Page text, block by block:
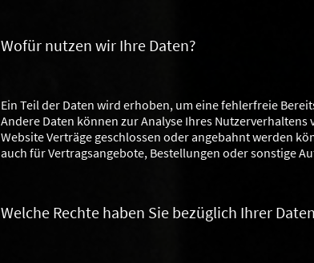
Wofür nutzen wir Ihre Daten?
Ein Teil der Daten wird erhoben, um eine fehlerfreie
Andere Daten können zur Analyse Ihres
Website Verträge geschlossen oder angebahnt werden
auch für Vertragsangebote, Bestellungen oder sonstige
Welche Rechte haben Sie bezüglich Ihrer